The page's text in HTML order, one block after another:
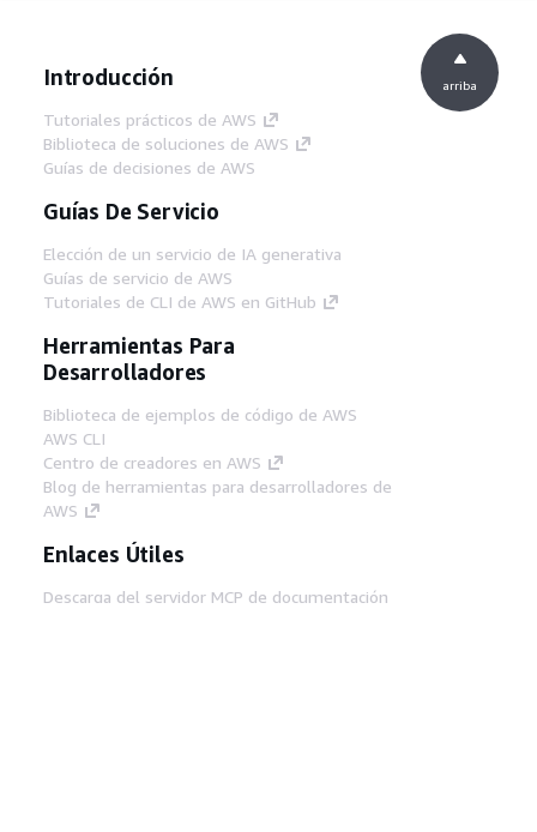
Introducción
Tutoriales prácticos de AWS
Biblioteca de soluciones de AWS
Guías de decisiones de AWS
Guías De Servicio
Elección de un servicio de IA generativa
Guías de servicio de AWS
Tutoriales de CLI de AWS en GitHub
Herramientas Para
Desarrolladores
Biblioteca de ejemplos de código de AWS
AWS CLI
Centro de creadores en AWS
Blog de herramientas para desarrolladores de
AWS
Enlaces Útiles
Descarga del servidor MCP de documentación
arriba